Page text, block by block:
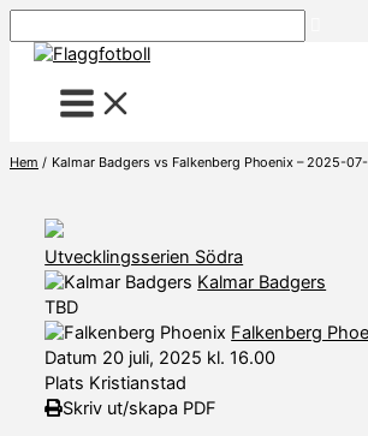
till
Hem Kalmar Badgers vs Falkenberg Phoenix – 2025-
Utvecklingsserien Södra
Kalmar Badgers
TBD
Falkenberg
Datum 20 juli, 2025 kl. 16.00
Plats Kristianstad
Skriv ut/skapa PDF